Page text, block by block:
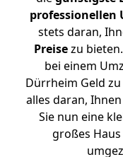
professionellen
stets daran,
Preisezu
bei einem
Dürrheim Geld
alles daran,
Sie nun eine
großes